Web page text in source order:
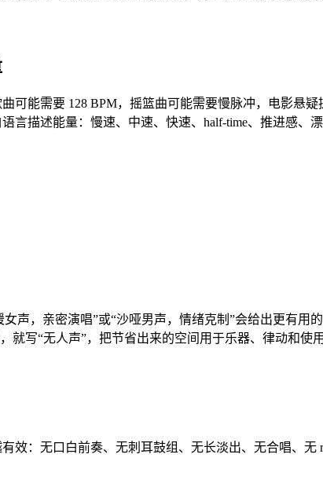
可能需要 128 BPM，摇篮曲可能需要慢脉冲，电影悬
言描述能量：慢速、中速、快速、half-time、推进感、漂
声，亲密演唱”或“沙哑男声，情绪克制”会给出更有
写“无人声”，把节省出来的空间用于乐器、律动和使用
效：无口白前奏、无刺耳鼓组、无长淡出、无合唱、